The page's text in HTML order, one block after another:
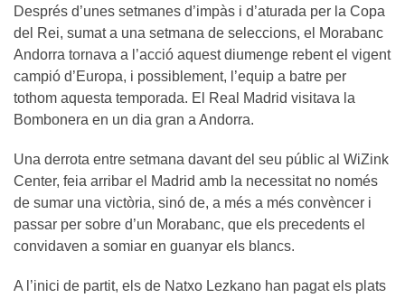
Després d’unes setmanes d’impàs i d’aturada per la Copa
del Rei, sumat a una setmana de seleccions, el Morabanc
Andorra tornava a l’acció aquest diumenge rebent el vigent
campió d’Europa, i possiblement, l’equip a batre per
tothom aquesta temporada. El Real Madrid visitava la
Bombonera en un dia gran a Andorra.
Una derrota entre setmana davant del seu públic al WiZink
Center, feia arribar el Madrid amb la necessitat no només
de sumar una victòria, sinó de, a més a més convèncer i
passar per sobre d’un Morabanc, que els precedents el
convidaven a somiar en guanyar els blancs.
A l’inici de partit, els de Natxo Lezkano han pagat els plats